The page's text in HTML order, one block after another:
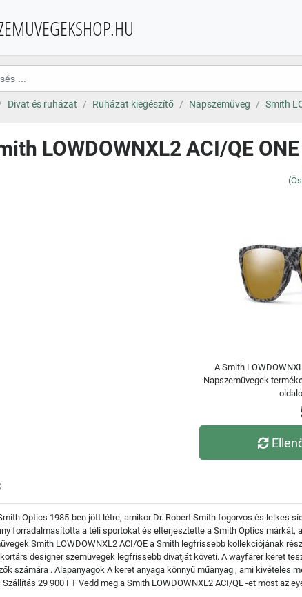
Divat és ruházat Ruházat kiegészítő Napszemüveg Smith
LOWDOWNXL2 ACI/QE
A Smith
Napszemüvegek
Optics 1985-ben jött létre, amikor Dr. Robert Smith fogorvos és lelkes
forradalmasította a téli sportokat és elterjesztette a Smith Optics
Smith LOWDOWNXL2 ACI/QE a Smith legfrissebb kollekciójának
designer szemüvegek legfrissebb divatját követi. A wayfarer keret
számára . Alapanyagok A keret anyaga könnyű műanyag , ami kivételes
Szállítás 29 900 FT Vedd meg a Smith LOWDOWNXL2 ACI/QE -et most az